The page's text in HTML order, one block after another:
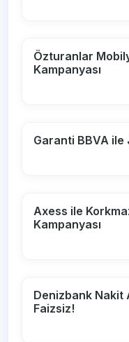
Özturanlar
Kampanyası
Garanti BBVA ile
Axess ile
Kampanyası
Denizbank Nakit
Faizsiz!